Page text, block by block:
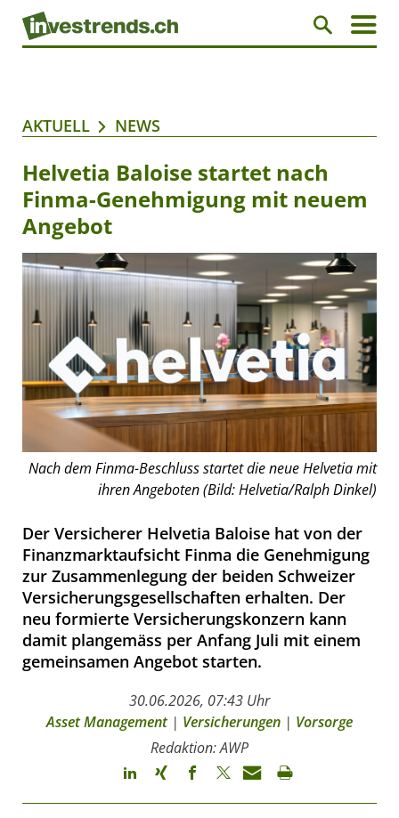
AKTUELL NEWS
Helvetia Baloise startet nach
Finma-Genehmigung mit neuem
Angebot
Nach dem Finma-Beschluss startet die neue Helvetia mit
ihren Angeboten (Bild: Helvetia/Ralph Dinkel)
Der Versicherer Helvetia Baloise hat von der
Finanzmarktaufsicht Finma die Genehmigung
zur Zusammenlegung der beiden Schweizer
Versicherungsgesellschaften erhalten. Der
neu formierte Versicherungskonzern kann
damit plangemäss per Anfang Juli mit einem
gemeinsamen Angebot starten.
30.06.2026, 07:43 Uhr
Asset Management| Versicherungen | Vorsorge
Redaktion: AWP